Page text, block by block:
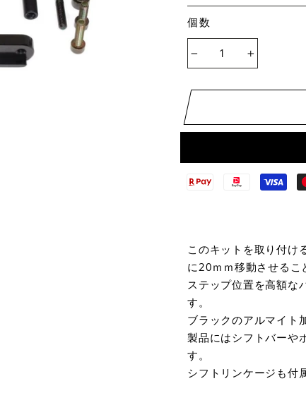
個数
このキットを取り付け
に20ｍｍ移動させるこ
ステップ位置を高額な
す。
ブラックのアルマイト
製品にはシフトバーや
す。
シフトリンケージも付